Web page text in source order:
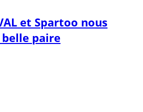
et Spartoo nous
paire